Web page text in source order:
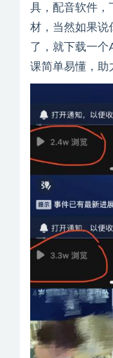
具，配音软件，
材，当然如果说
了，就下载一个
课简单易懂，助